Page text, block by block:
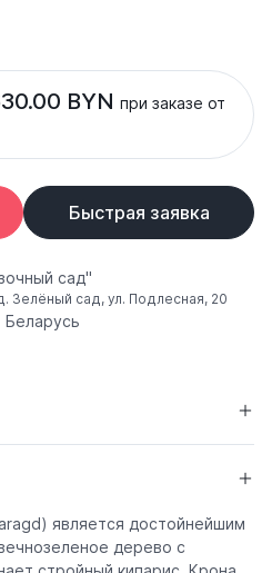
BYN при заказе от
Быстрая заявка
сад"
Зелёный сад, ул. Подлесная, 20
Беларусь
является достойнейшим
дерево с